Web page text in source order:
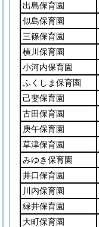
出島保育園
似島保育園
三篠保育園
横川保育園
小河内保育園
ふくしま保育園
己斐保育園
古田保育園
庚午保育園
草津保育園
みゆき保育園
井口保育園
川内保育園
緑井保育園
大町保育園